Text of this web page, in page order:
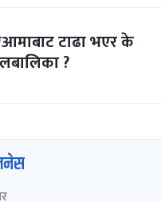
टाढा भएर के
?